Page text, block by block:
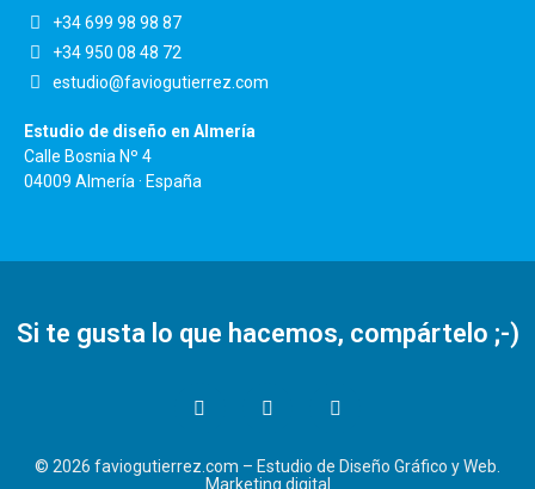
+34 699 98 98 87
+34 950 08 48 72
estudio@faviogutierrez.com
Estudio de diseño en Almería
Calle Bosnia Nº 4
04009 Almería · España
Si te gusta lo que hacemos, compártelo ;-)
© 2026 faviogutierrez.com – Estudio de Diseño Gráfico y Web.
Marketing digital